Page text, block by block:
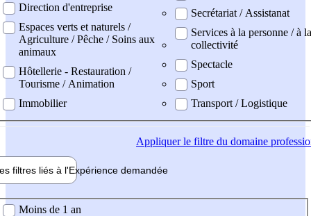
Direction d'entreprise
Espaces verts et naturels /
Agriculture / Pêche / Soins aux
animaux
Hôtellerie - Restauration /
Tourisme / Animation
Immobilier
Secrétariat / Assistanat
Services à la personne / à la
collectivité
Spectacle
Sport
Transport / Logistique
Appliquerle filtre du domaine
filtres liés à l'Expérience demandée
demandée
Moins de 1 an